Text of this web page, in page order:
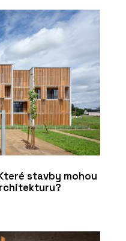
stavby mohou